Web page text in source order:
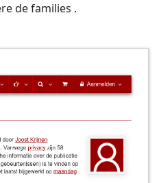
de families .